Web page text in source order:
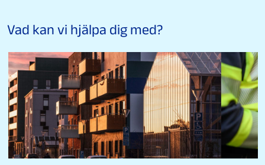
Vad kan vi hjälpa dig med?